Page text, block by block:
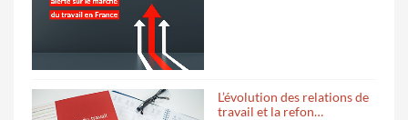
L’évolution des relations de
travail et la refon…